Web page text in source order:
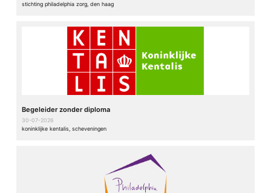
stichting philadelphia zorg, den haag
Begeleider zonder diploma
30-07-2026
koninklijke kentalis, scheveningen